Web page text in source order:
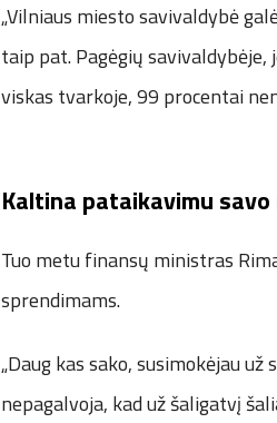
„Vilniaus miesto savivaldybė
taip pat. Pagėgių
viskas tvarkoje, 99 procentai
Kaltina pataikavimu
Tuo metu finansų ministras
sprendimams.
„Daug kas sako, susimokėjau
nepagalvoja, kad už šaligatvį